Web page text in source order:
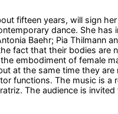
fifteen years, will sign
dance. She has
Baehr; Pia Thilmann
fact that their bodies are
embodiment of female
at the same time they are
functions. The music is a
The audience is